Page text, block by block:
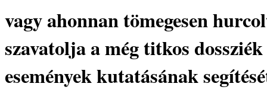
vagy ahonnan tömegesen
szavatolja a még titkos
események kutatásának